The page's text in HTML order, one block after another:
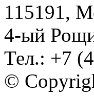
115191,
4-ый
Тел.: +7
©